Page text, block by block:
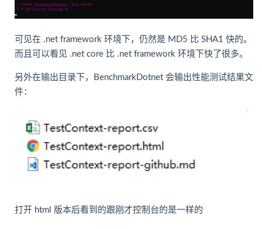
可见在 .net framework 环境下，仍然是 MD5 比 SHA1 快的。
而且可以看见 .net core 比 .net framework 环境下快了很多。
另外在输出目录下，BenchmarkDotnet 会输出性能测试结果文
件：
打开 html 版本后看到的跟刚才控制台的是一样的